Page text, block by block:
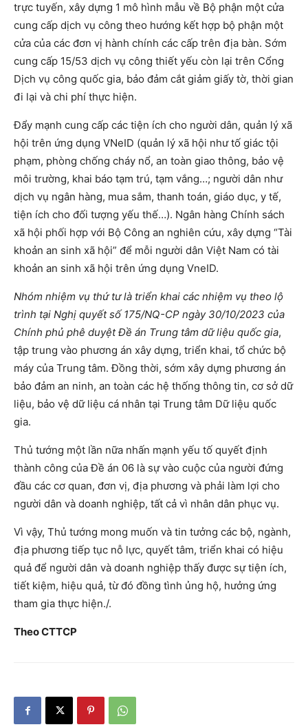
trực tuyến, xây dựng 1 mô hình mẫu về Bộ phận một cửa
cung cấp dịch vụ công theo hướng kết hợp bộ phận một
cửa của các đơn vị hành chính các cấp trên địa bàn. Sớm
cung cấp 15/53 dịch vụ công thiết yếu còn lại trên Cổng
Dịch vụ công quốc gia, bảo đảm cắt giảm giấy tờ, thời gian
đi lại và chi phí thực hiện.
Đẩy mạnh cung cấp các tiện ích cho người dân, quản lý xã
hội trên ứng dụng VNeID (quản lý xã hội như tố giác tội
phạm, phòng chống cháy nổ, an toàn giao thông, bảo vệ
môi trường, khai báo tạm trú, tạm vắng…; người dân như
dịch vụ ngân hàng, mua sắm, thanh toán, giáo dục, y tế,
tiện ích cho đối tượng yếu thế…). Ngân hàng Chính sách
xã hội phối hợp với Bộ Công an nghiên cứu, xây dựng “Tài
khoản an sinh xã hội” để mỗi người dân Việt Nam có tài
khoản an sinh xã hội trên ứng dụng VneID.
Nhóm nhiệm vụ thứ tư là triển khai các nhiệm vụ theo lộ
trình tại Nghị quyết số 175/NQ-CP ngày 30/10/2023 của
Chính phủ phê duyệt Đề án Trung tâm dữ liệu quốc gia,
tập trung vào phương án xây dựng, triển khai, tổ chức bộ
máy của Trung tâm. Đồng thời, sớm xây dựng phương án
bảo đảm an ninh, an toàn các hệ thống thông tin, cơ sở dữ
liệu, bảo vệ dữ liệu cá nhân tại Trung tâm Dữ liệu quốc
gia.
Thủ tướng một lần nữa nhấn mạnh yếu tố quyết định
thành công của Đề án 06 là sự vào cuộc của người đứng
đầu các cơ quan, đơn vị, địa phương và phải làm lợi cho
người dân và doanh nghiệp, tất cả vì nhân dân phục vụ.
Vì vậy, Thủ tướng mong muốn và tin tưởng các bộ, ngành,
địa phương tiếp tục nỗ lực, quyết tâm, triển khai có hiệu
quả để người dân và doanh nghiệp thấy được sự tiện ích,
tiết kiệm, hiệu quả, từ đó đồng tình ủng hộ, hưởng ứng
tham gia thực hiện./.
Theo CTTCP